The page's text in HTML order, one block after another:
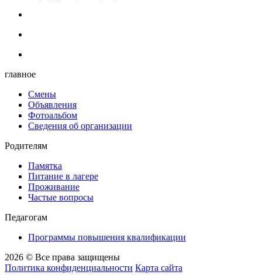
главное
Смены
Объявления
Фотоальбом
Сведения об организации
Родителям
Памятка
Питание в лагере
Проживание
Частые вопросы
Педагогам
Программы повышения квалификации
2026 © Все права защищены
Политика конфиденциальности Карта сайта